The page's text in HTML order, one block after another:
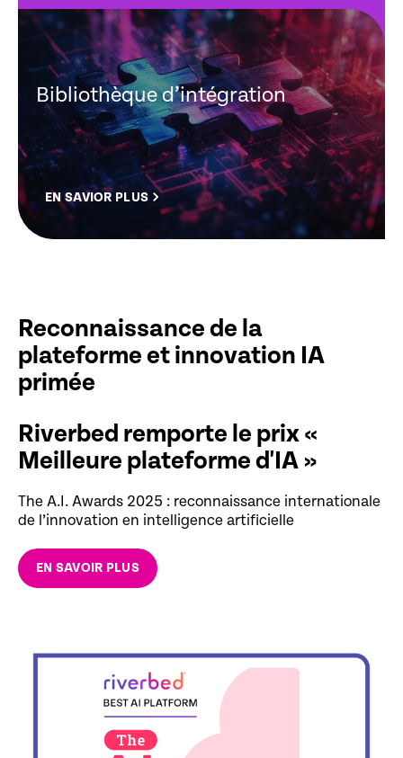
Bibliothèque d’intégration
EN SAVIOR PLUS
Reconnaissance de la
plateforme et innovation IA
primée
EN SAVOIR PLUS
Riverbed remporte le prix «
Meilleure plateforme d'IA »
The A.I. Awards 2025 : reconnaissance internationale
de l’innovation en intelligence artificielle
EN SAVOIR PLUS
OBTENIR LE RAPPORT RADAR